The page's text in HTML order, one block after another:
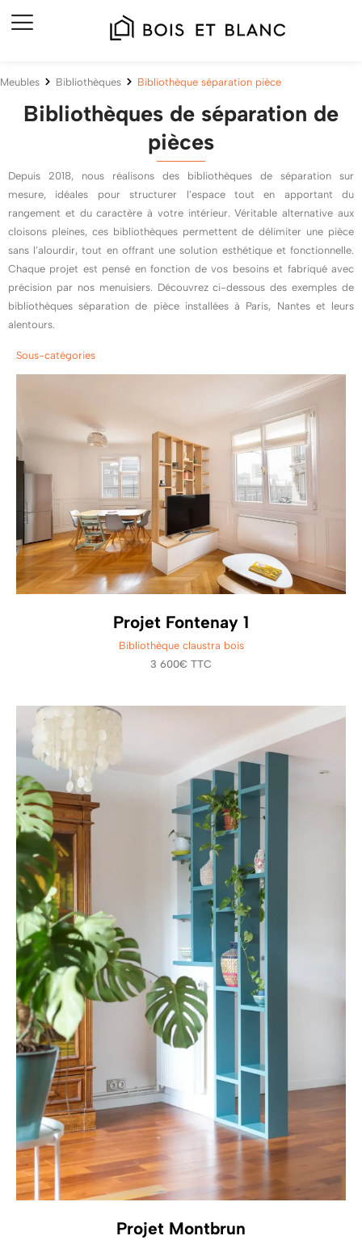
Meubles Bibliothèques Bibliothèque séparation pièce
Bibliothèques de séparation de
pièces
Depuis 2018, nous réalisons des bibliothèques de séparation sur
mesure, idéales pour structurer l’espace tout en apportant du
rangement et du caractère à votre intérieur. Véritable alternative aux
cloisons pleines, ces bibliothèques permettent de délimiter une pièce
sans l’alourdir, tout en offrant une solution esthétique et fonctionnelle.
Chaque projet est pensé en fonction de vos besoins et fabriqué avec
précision par nos menuisiers. Découvrez ci-dessous des exemples de
bibliothèques séparation de pièce installées à Paris, Nantes et leurs
alentours.
Sous-catégories
Projet Fontenay 1
Bibliothèque claustra bois
3 600€ TTC
Projet Montbrun